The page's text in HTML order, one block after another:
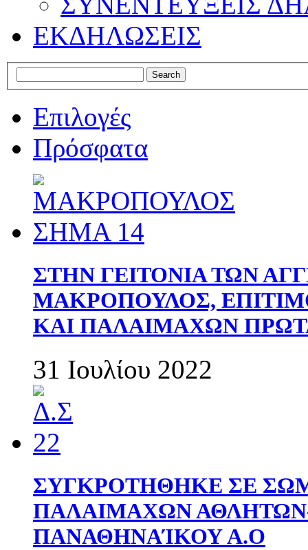
ΕΚΔΗΛΩΣΕΙΣ
Επιλογές
Πρόσφατα
ΣΤΗΝ ΓΕΙΤΟΝΙΑ ΤΩΝ
ΜΑΚΡΟΠΟΥΛΟΣ,
ΚΑΙ ΠΑΛΑΙΜΑΧΩΝ
31 Ιουλίου 2022
ΣΥΓΚΡΟΤΗΘΗΚΕ ΣΕ
ΠΑΛΑΙΜΑΧΩΝ
ΠΑΝΑΘΗΝΑΊΚΟΥ Α.Ο